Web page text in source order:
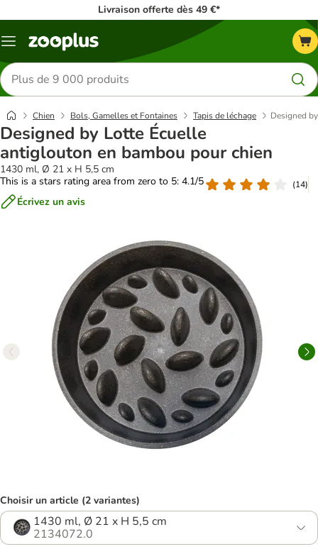
Livraison offerte dès 49 €*
Menu
Rechercher
des
produits
Chien Bols, Gamelles et Fontaines Tapis de léchage Designed
Designed by Lotte Écuelle
antiglouton en bambou pour chien
1430 ml, Ø 21 x H 5,5 cm
This is a stars rating area from zero to 5: 4.1/5
(14)
Écrivez un avis
Choisir un article (2 variantes)
1430 ml, Ø 21 x H 5,5 cm
2134072.0